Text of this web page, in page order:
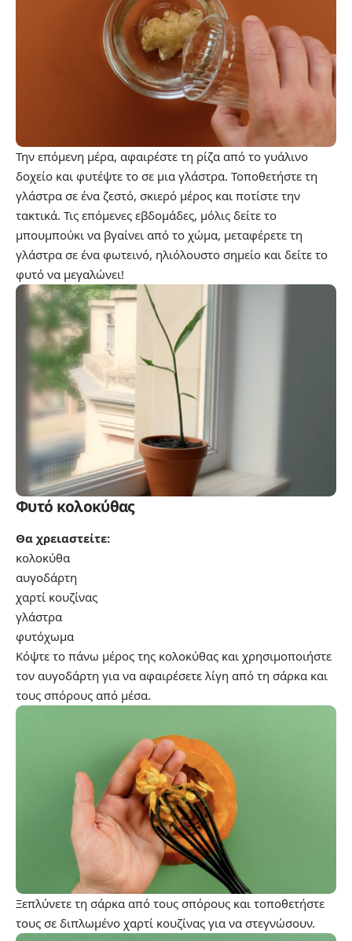
Την επόμενη μέρα, αφαιρέστε τη ρίζα από το γυάλινο
δοχείο και φυτέψτε το σε μια γλάστρα. Τοποθετήστε τη
γλάστρα σε ένα ζεστό, σκιερό μέρος και ποτίστε την
τακτικά. Τις επόμενες εβδομάδες, μόλις δείτε το
μπουμπούκι να βγαίνει από το χώμα, μεταφέρετε τη
γλάστρα σε ένα φωτεινό, ηλιόλουστο σημείο και δείτε το
φυτό να μεγαλώνει!
Φυτό κολοκύθας
Θα χρειαστείτε:
κολοκύθα
αυγοδάρτη
χαρτί κουζίνας
γλάστρα
φυτόχωμα
Κόψτε το πάνω μέρος της κολοκύθας και χρησιμοποιήστε
τον αυγοδάρτη για να αφαιρέσετε λίγη από τη σάρκα και
τους σπόρους από μέσα.
Ξεπλύνετε τη σάρκα από τους σπόρους και τοποθετήστε
τους σε διπλωμένο χαρτί κουζίνας για να στεγνώσουν.